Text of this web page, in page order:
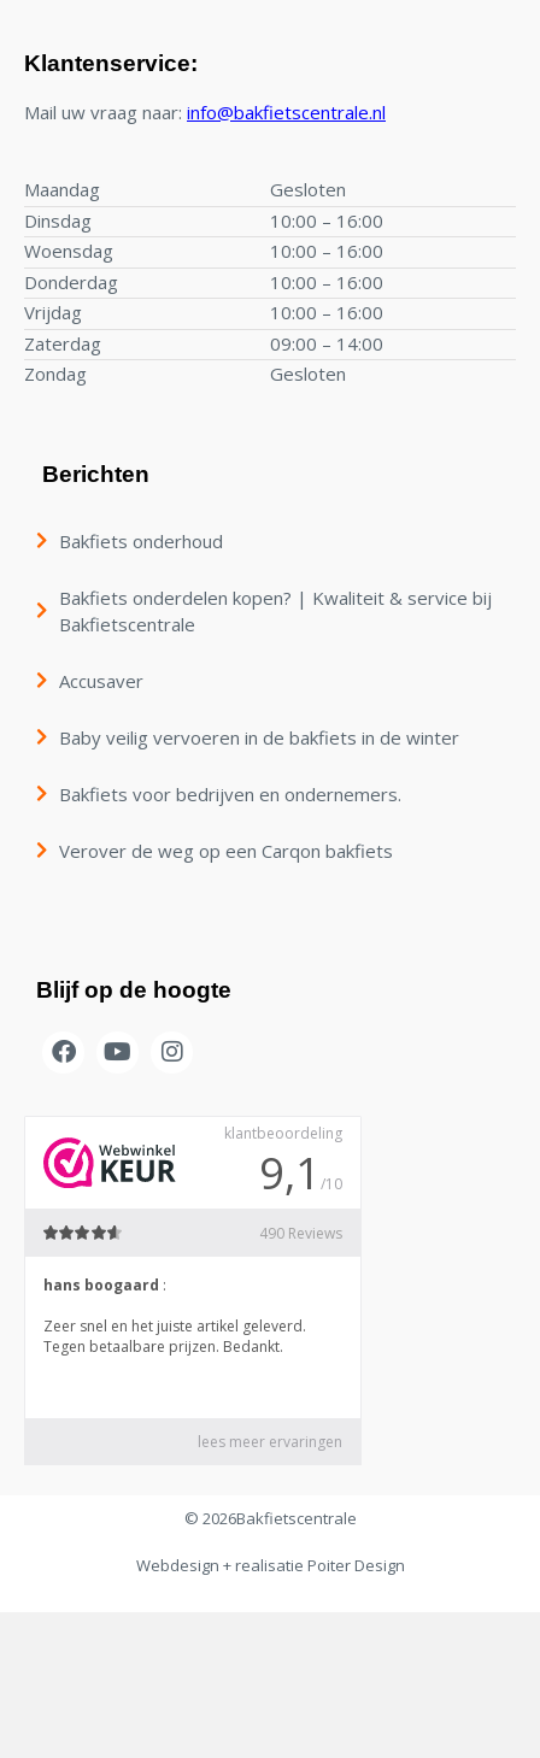
Klantenservice:
Mail uw vraag naar: info@bakfietscentrale.nl
Maandag
Gesloten
Dinsdag
10:00 – 16:00
Woensdag
10:00 – 16:00
Donderdag
10:00 – 16:00
Vrijdag
10:00 – 16:00
Zaterdag
09:00 – 14:00
Zondag
Gesloten
Berichten
Bakfiets onderhoud
Bakfiets onderdelen kopen? | Kwaliteit & service bij
Bakfietscentrale
Accusaver
Baby veilig vervoeren in de bakfiets in de winter
Bakfiets voor bedrijven en ondernemers.
Verover de weg op een Carqon bakfiets
Blijf op de hoogte
© 2026Bakfietscentrale
Webdesign + realisatie Poiter Design